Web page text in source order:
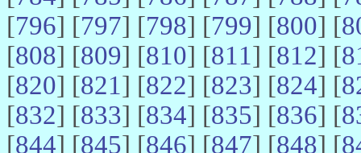
[796] [797] [798] [799] [800] [
[808] [809] [810] [811] [812] [
[820] [821] [822] [823] [824] [
[832] [833] [834] [835] [836] [
[844] [845] [846] [847] [848] [